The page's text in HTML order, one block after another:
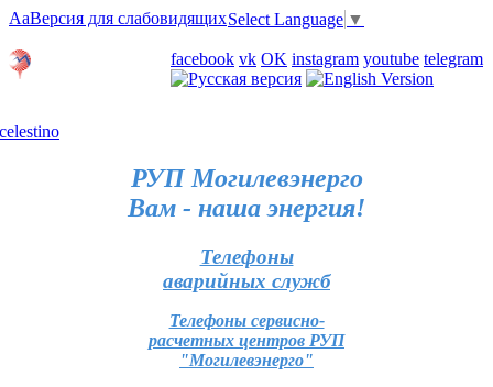
AaВерсия для слабовидящихSelect Language ▼
facebook vk OK instagram youtube telegram
РУП Могилевэнерго
Вам - наша энергия!
Телефоны
аварийных служб
Телефоны сервисно-
расчетных центров РУП
"Могилевэнерго"